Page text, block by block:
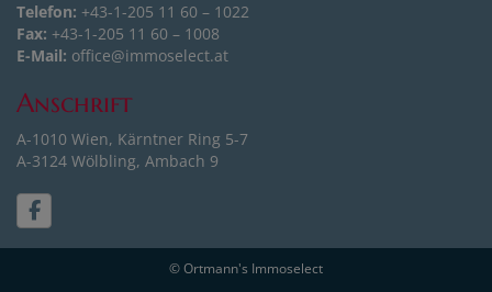
Telefon: +43-1-205 11 60 – 1022
Fax: +43-1-205 11 60 – 1008
E-Mail: office@immoselect.at
Anschrift
A-1010 Wien, Kärntner Ring 5-7
A-3124 Wölbling, Ambach 9
© Ortmann's Immoselect